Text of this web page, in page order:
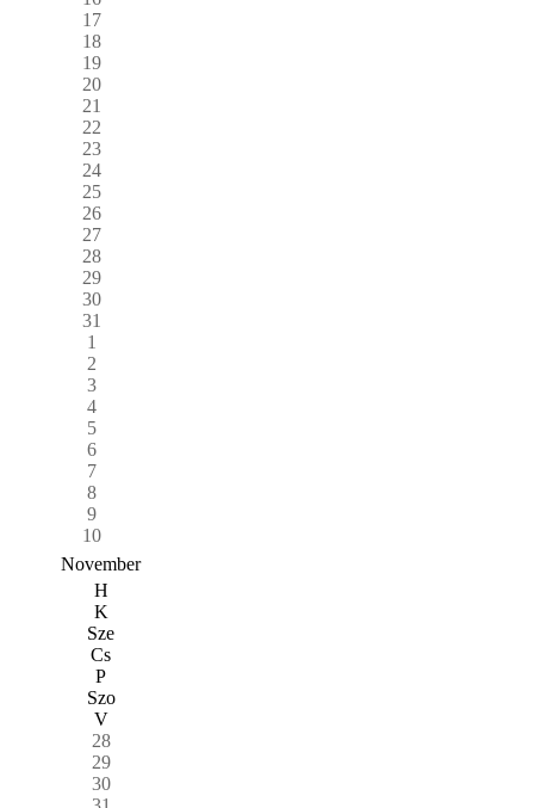
17
18
19
20
21
22
23
24
25
26
27
28
29
30
31
1
2
3
4
5
6
7
8
9
10
November
H
K
Sze
Cs
P
Szo
V
28
29
30